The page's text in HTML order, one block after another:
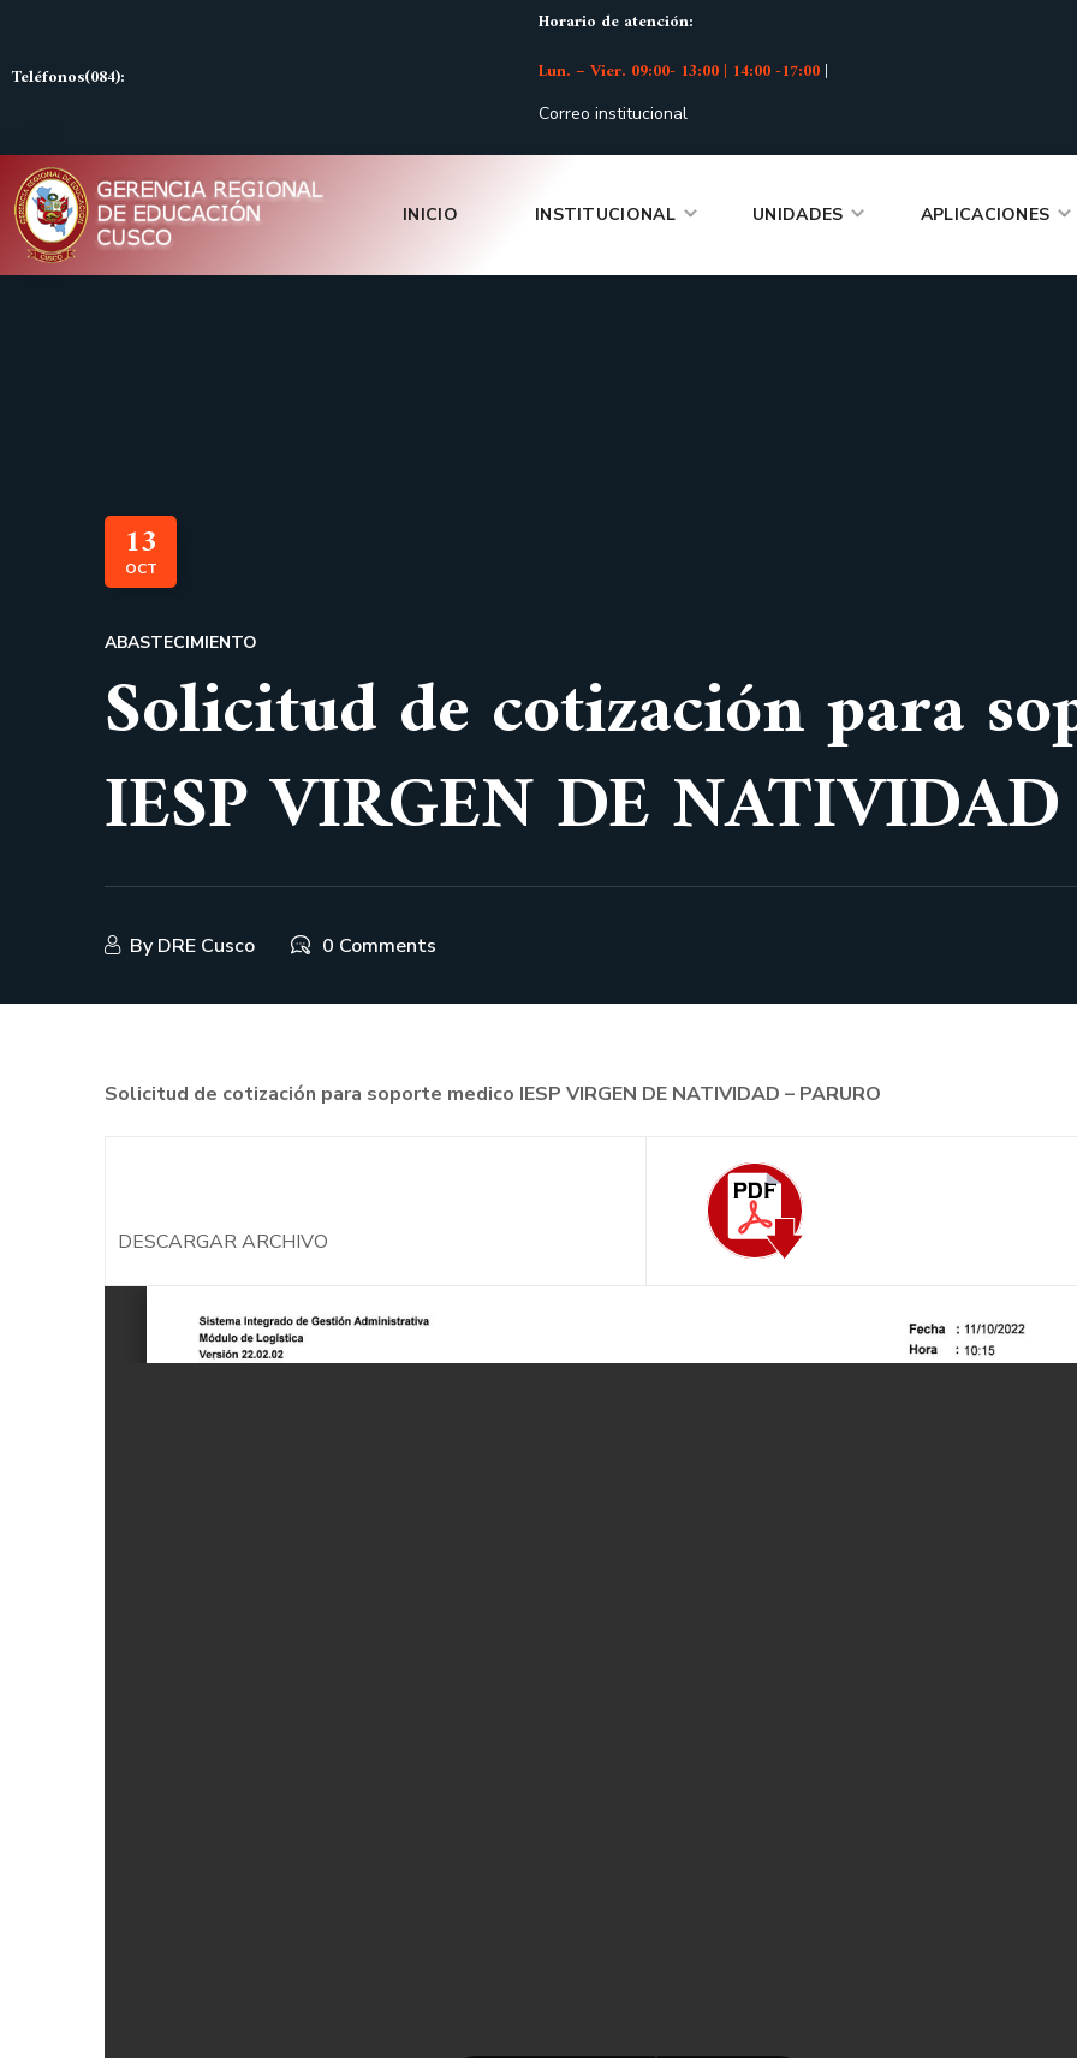
Teléfonos(084):
Horario de atención:
Lun. – Vier. 09:00- 13:00 | 14:00 -17:00|
Correo institucional
INICIO INSTITUCIONAL UNIDADES APLICACIONES
13
OCT
ABASTECIMIENTO
Solicitud de cotización para
IESP VIRGEN DE
By DRE Cusco 0 Comments
Solicitud de cotización para soporte medico IESP VIRGEN DE NATIVIDAD – PARURO
DESCARGAR ARCHIVO